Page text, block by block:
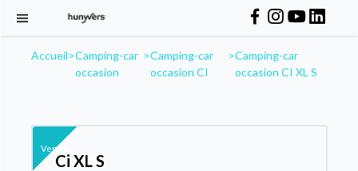
Accueil>Camping-car
occasion
>Camping-car
occasion CI
>Camping-car
occasion CI XL S
Vendu
Ci XL S